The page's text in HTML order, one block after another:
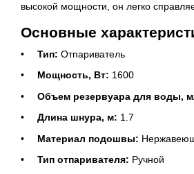
высокой мощности, он легко
Основные
Тип: Отпариватель
Мощность, Вт: 1600
Объем резервуара для воды,
Длина шнура, м: 1.7
Материал подошвы:
Тип отпаривателя: Ручной